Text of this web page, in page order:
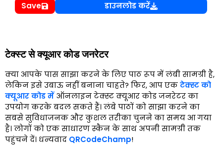
Save डाउनलोड करें
टेक्स्ट से क्यूआर कोड जनरेटर
क्या आपके पास साझा करने के लिए पाठ रूप में लंबी सामग्री है,
लेकिन इसे उबाऊ नहीं बनाना चाहते? फिर, आप एकटेक्स्ट को
क्यूआर कोड में ऑनलाइन टेक्स्ट क्यूआर कोड जनरेटर का
उपयोग करके बदल सकते हैं। लंबे पाठों को साझा करने का
सबसे सुविधाजनक और कुशल तरीका चुनने का समय आ गया
है। लोगों को एक साधारण स्कैन के साथ अपनी सामग्री तक
पहुंचने दें। धन्यवाद QRCodeChamp!